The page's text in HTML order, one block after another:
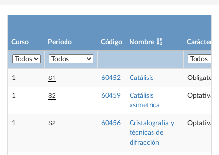
Curso Periodo Código Nombre Carácter
1 S1 60452 Catálisis
1 S2 60459
Catálisis
asimétrica
Optativa
1 S2 60456
Cristalografía y
técnicas de
difracción
Optativa